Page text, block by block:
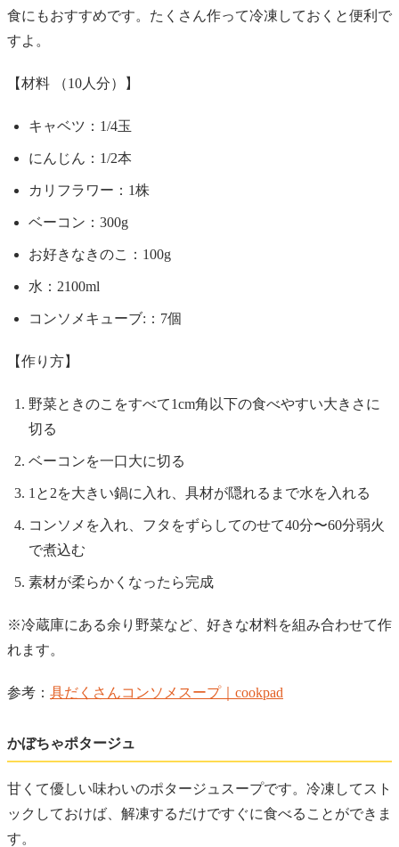
食にもおすすめです。たくさん作って冷凍しておくと便利で
すよ。
【材料 （10人分）】
キャベツ：1/4玉
にんじん：1/2本
カリフラワー：1株
ベーコン：300g
お好きなきのこ：100g
水：2100ml
コンソメキューブ:：7個
【作り方】
野菜ときのこをすべて1cm角以下の食べやすい大きさに
切る
ベーコンを一口大に切る
1と2を大きい鍋に入れ、具材が隠れるまで水を入れる
コンソメを入れ、フタをずらしてのせて40分〜60分弱火
で煮込む
素材が柔らかくなったら完成
※冷蔵庫にある余り野菜など、好きな材料を組み合わせて作
れます。
参考： 具だくさんコンソメスープ｜cookpad
かぼちゃポタージュ
甘くて優しい味わいのポタージュスープです。冷凍してスト
ックしておけば、解凍するだけですぐに食べることができま
す。